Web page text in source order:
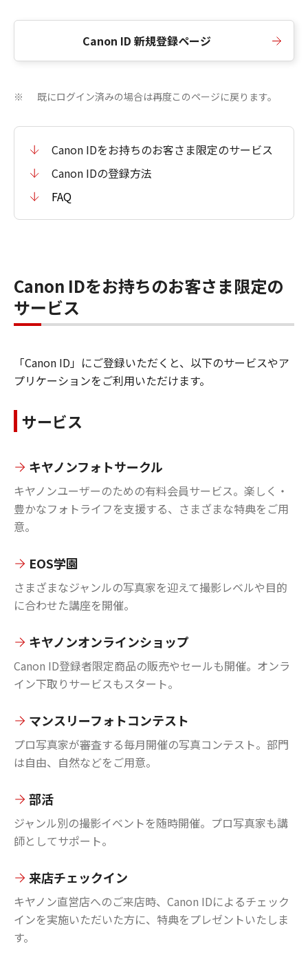
Canon ID 新規登録ページ
※ 既にログイン済みの場合は再度このページに戻ります。
Canon IDをお持ちのお客さま限定のサービス
Canon IDの登録方法
FAQ
Canon IDをお持ちのお客さま限定の
サービス
「Canon ID」にご登録いただくと、以下のサービスやア
プリケーションをご利用いただけます。
サービス
キヤノンフォトサークル
キヤノンユーザーのための有料会員サービス。楽しく・
豊かなフォトライフを支援する、さまざまな特典をご用
意。
EOS学園
さまざまなジャンルの写真家を迎えて撮影レベルや目的
に合わせた講座を開催。
キヤノンオンラインショップ
Canon ID登録者限定商品の販売やセールも開催。オンラ
イン下取りサービスもスタート。
マンスリーフォトコンテスト
プロ写真家が審査する毎月開催の写真コンテスト。部門
は自由、自然などをご用意。
部活
ジャンル別の撮影イベントを随時開催。プロ写真家も講
師としてサポート。
来店チェックイン
キヤノン直営店へのご来店時、Canon IDによるチェック
インを実施いただいた方に、特典をプレゼントいたしま
す。